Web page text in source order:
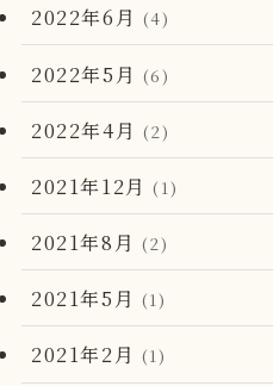
2022年6月 (4)
2022年5月 (6)
2022年4月 (2)
2021年12月 (1)
2021年8月 (2)
2021年5月 (1)
2021年2月 (1)